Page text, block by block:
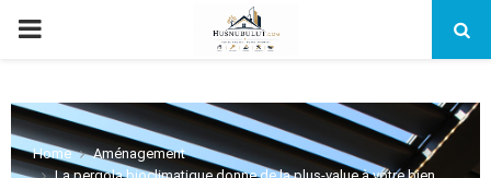
PRIMARY
Home
Aménagement